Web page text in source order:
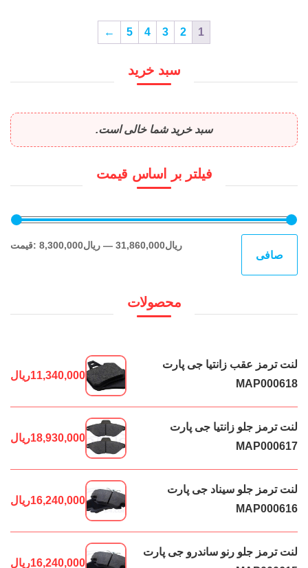
1
2
3
4
5
←
سبد خرید
سبد خرید شما خالی است.
فیلتر بر اساس قیمت
صافی
قيمت: 8,300,000ریال — 31,860,000ریال
محصولات
لنت ترمز عقب زانتیا جی پارت
MAP000618
11,340,000ریال
لنت ترمز جلو زانتیا جی پارت
MAP000617
18,930,000ریال
لنت ترمز جلو سیناد جی پارت
MAP000616
16,240,000ریال
لنت ترمز جلو رنو ساندرو جی پارت
16,240,000ریال